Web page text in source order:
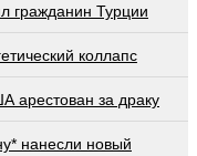
гражданин Турции
коллапс
арестован за драку
нанесли новый